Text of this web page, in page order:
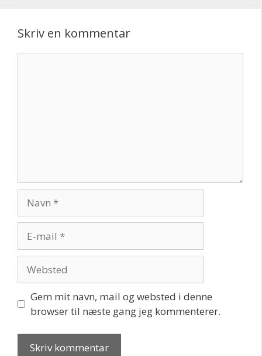
Skriv en kommentar
mail
Gem mit navn, mail og websted i denne
browser til næste gang jeg kommenterer.